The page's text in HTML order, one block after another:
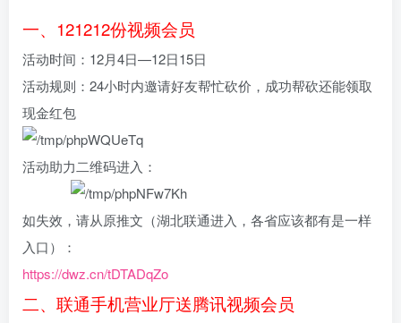
一、121212份视频会员
活动时间：12月4日—12日15日
活动规则：24小时内邀请好友帮忙砍价，成功帮砍还能领取
现金红包
活动助力二维码进入：
如失效，请从原推文（湖北联通进入，各省应该都有是一样
入口）：
https://dwz.cn/tDTADqZo
二、联通手机营业厅送腾讯视频会员